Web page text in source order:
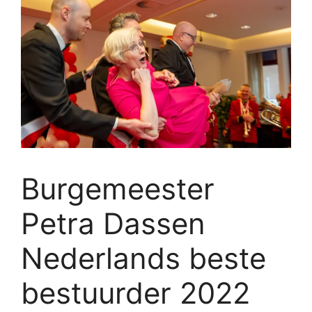
Burgemeester
Petra Dassen
Nederlands beste
bestuurder 2022